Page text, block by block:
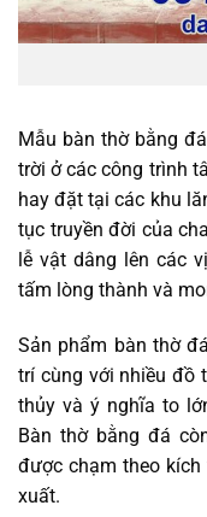
Mẫu bàn thờ bằng
trời ở các công trình
hay đặt tại các khu
tục truyền đời của
lễ vật dâng lên các
tấm lòng thành và
Sản phẩm bàn thờ
trí cùng với nhiều đồ
thủy và ý nghĩa to
Bàn thờ bằng đá
được chạm theo
xuất.